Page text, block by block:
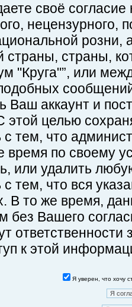
своё
нецензурного,
страны,
"Круга"”, или
Ваш аккаунт и
этой целью
с тем, что
время по своему
или удалить
с тем, что вся
В то же время,
без Вашего
ответственности
к этой
Я уверен, что хочу